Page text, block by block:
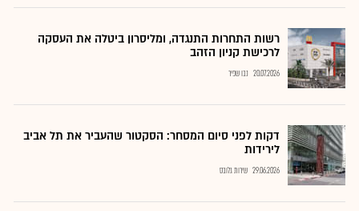
רשות התחרות התנגדה, ומליסרון ביטלה את העסקה
לרכישת קניון הזהב
20.07.2026 נבו שפיר
דקות לפני סיום המסחר: הסקטור שהעביר את תל אביב
לירידות
29.06.2026 שירות גלובס